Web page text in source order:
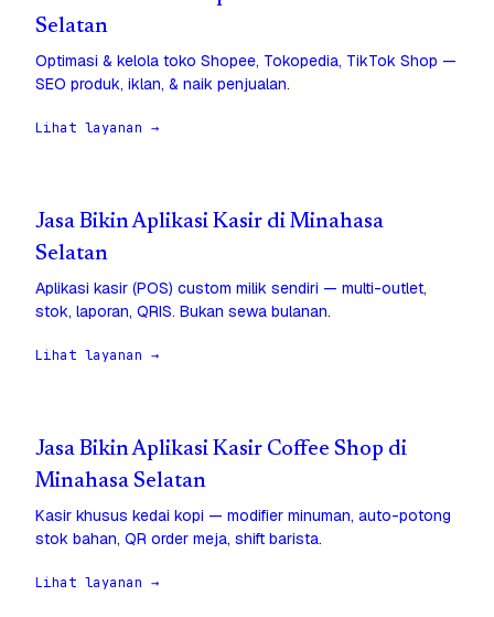
Selatan
Optimasi & kelola toko Shopee, Tokopedia, TikTok Shop —
SEO produk, iklan, & naik penjualan.
Lihat layanan →
Jasa Bikin Aplikasi Kasir di Minahasa
Selatan
Aplikasi kasir (POS) custom milik sendiri — multi-outlet,
stok, laporan, QRIS. Bukan sewa bulanan.
Lihat layanan →
Jasa Bikin Aplikasi Kasir Coffee Shop di
Minahasa Selatan
Kasir khusus kedai kopi — modifier minuman, auto-potong
stok bahan, QR order meja, shift barista.
Lihat layanan →